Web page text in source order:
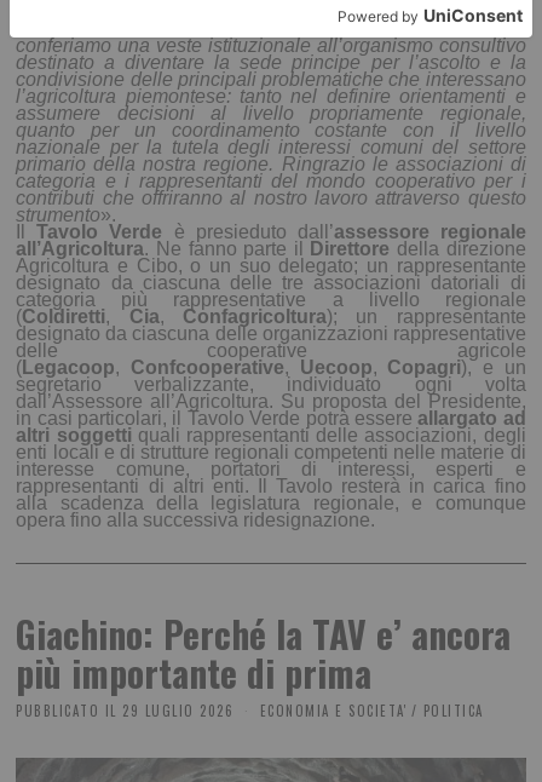
: «Grazie a questa
delibera, che istituisce formalmente il Tavolo Verde,
conferiamo una veste istituzionale all’organismo consultivo
destinato a diventare la sede principe per l’ascolto e la
condivisione delle principali problematiche che interessano
l’agricoltura piemontese: tanto nel definire orientamenti e
assumere decisioni al livello propriamente regionale,
quanto per un coordinamento costante con il livello
nazionale per la tutela degli interessi comuni del settore
primario della nostra regione. Ringrazio le associazioni di
categoria e i rappresentanti del mondo cooperativo per i
contributi che offriranno al nostro lavoro attraverso questo
strumento».
IlTavolo Verde è presieduto dall’assessore regionale
all’Agricoltura. Ne fanno parte il Direttore della direzione
Agricoltura e Cibo, o un suo delegato; un rappresentante
designato da ciascuna delle tre associazioni datoriali di
categoria più rappresentative a livello regionale
(Coldiretti, Cia, Confagricoltura); un rappresentante
designato da ciascuna delle organizzazioni rappresentative
delle cooperative agricole
(Legacoop, Confcooperative, Uecoop, Copagri), e un
segretario verbalizzante, individuato ogni volta
dall’Assessore all’Agricoltura. Su proposta del Presidente,
in casi particolari, il Tavolo Verde potrà essereallargato ad
altri soggetti quali rappresentanti delle associazioni, degli
enti locali e di strutture regionali competenti nelle materie di
interesse comune, portatori di interessi, esperti e
rappresentanti di altri enti. Il Tavolo resterà in carica fino
alla scadenza della legislatura regionale, e comunque
opera fino alla successiva ridesignazione.
Giachino: Perché la TAV e’ ancora
più importante di prima
PUBBLICATO IL 29 LUGLIO 2026 ECONOMIA E SOCIETA' / POLITICA